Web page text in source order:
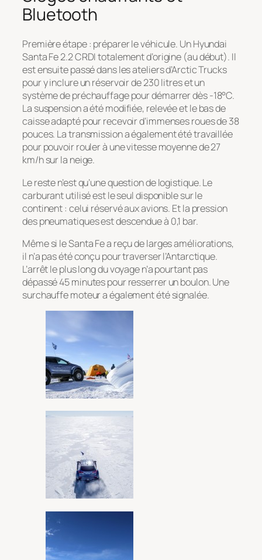
Bluetooth
Première étape : préparer le véhicule. Un Hyundai
Santa Fe 2.2 CRDI totalement d’origine (au début). Il
est ensuite passé dans les ateliers d’Arctic Trucks
pour y inclure un réservoir de 230 litres et un
système de préchauffage pour démarrer dès -18°C.
La suspension a été modifiée, relevée et le bas de
caisse adapté pour recevoir d’immenses roues de 38
pouces. La transmission a également été travaillée
pour pouvoir rouler à une vitesse moyenne de 27
km/h sur la neige.
Le reste n’est qu’une question de logistique. Le
carburant utilisé est le seul disponible sur le
continent : celui réservé aux avions. Et la pression
des pneumatiques est descendue à 0,1 bar.
Même si le Santa Fe a reçu de larges améliorations,
il n’a pas été conçu pour traverser l’Antarctique.
L’arrêt le plus long du voyage n’a pourtant pas
dépassé 45 minutes pour resserrer un boulon. Une
surchauffe moteur a également été signalée.